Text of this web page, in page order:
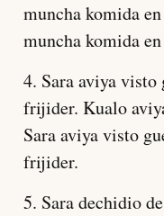
muncha komida
muncha komida
4. Sara aviya visto
frijider. Kualo
Sara aviya visto
frijider.
5. Sara dechidio